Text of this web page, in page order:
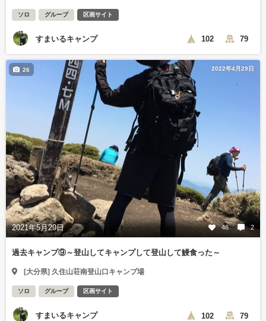
ソロ グループ 区画サイト
すまいるキャンプ 102 79
2022年4月29日
2021年5月29日 46 2
26
過去キャンプ⑨～登山してキャンプして登山して鰻食った～
[大分県] 久住山荘南登山口キャンプ場
ソロ グループ 区画サイト
すまいるキャンプ 102 79